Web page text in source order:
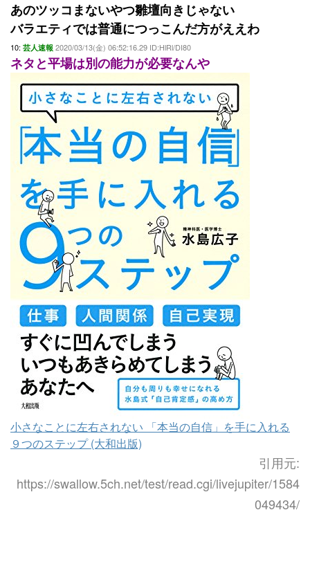
あのツッコまないやつ雛壇向きじゃない
バラエティでは普通につっこんだ方がええわ
10: 芸人速報 2020/03/13(金) 06:52:16.29 ID:HlRl/DI80
ネタと平場は別の能力が必要なんや
小さなことに左右されない 「本当の自信」を手に入れる
９つのステップ (大和出版)
引用元:
https://swallow.5ch.net/test/read.cgi/livejupiter/1584
049434/